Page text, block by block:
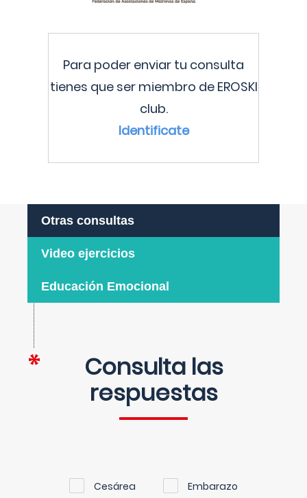
Para poder enviar tu consulta
tienes que ser miembro de EROSKI
club.
Identificate
Otras consultas
Video ejercicios
Educación Emocional
Consulta las
respuestas
Cesárea Embarazo